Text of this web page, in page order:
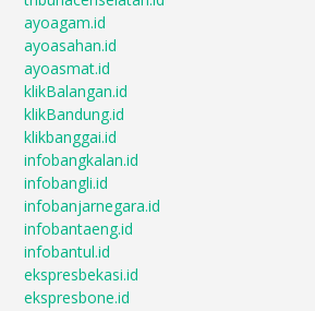
ayoagam.id
ayoasahan.id
ayoasmat.id
klikBalangan.id
klikBandung.id
klikbanggai.id
infobangkalan.id
infobangli.id
infobanjarnegara.id
infobantaeng.id
infobantul.id
ekspresbekasi.id
ekspresbone.id